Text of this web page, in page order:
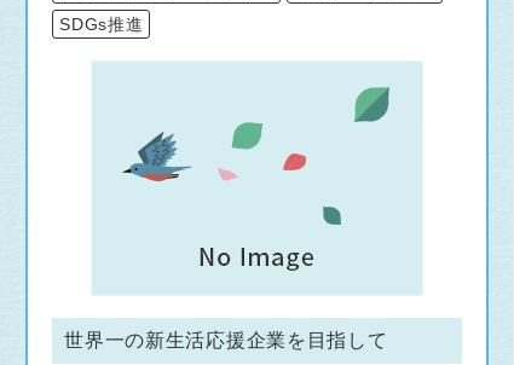
SDGs推進
世界一の新生活応援企業を目指して